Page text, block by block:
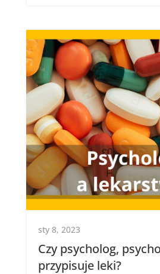
Czy psycholog,
przypisuje leki?
sty 8, 2023